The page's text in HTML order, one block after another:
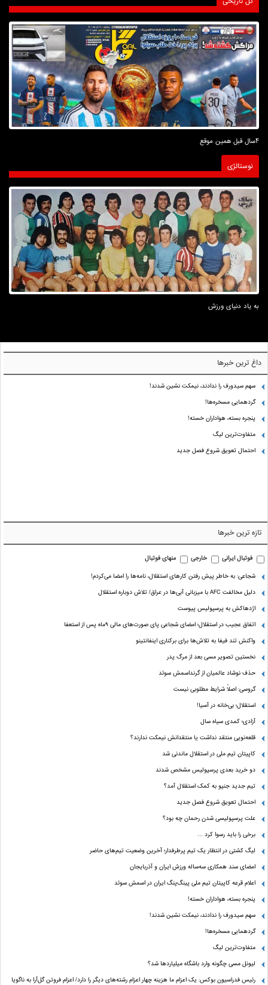
4سال قبل همین موقع
نوستالژی
به یاد دنیای ورزش
داغ ترین خبرها
سهم سیدورف را ندادند، نیمکت نشین شدند!
گردهمایی مسخره‌ها!
پنجره بسته، هواداران خسته!
متفاوت‌ترین لیگ
احتمال تعویق شروع فصل جدید
تازه ترین خبرها
فوتبال ایرانی خارجی
منهای فوتبال
شجاعی: به خاطر پیش رفتن کارهای استقلال، نامه‌ها را امضا می‌کردم!
دلیل مخالفت AFC با میزبانی آبی‌ها در عراق/ تلاش دوباره استقلال
اژدهاکش به پرسپولیس پیوست
اتفاق عجیب در استقلال؛ امضای شجاعی پای صورت‌های مالی ٩ماه پس از استعفا
واکنش تند فیفا به تلاش‌ها برای برکناری اینفانتینو
نخستین تصویر مسی بعد از مرگ پدر
حذف نوشاد عالمیان از گرنداسمش سوئد
گروسی: اصلاً شرایط مطلوبی نیست
استقلال؛ بی‌خانه در آسیا!
آزادی؛ کمدی سیاه سال
قلعه‌نویی منتقد نداشت یا منتقدانش نیمکت ندارند؟
کاپیتان تیم ملی در استقلال ماندنی شد
دو خرید بعدی پرسپولیس مشخص شدند
تیم جدید جنپو به کمک استقلال آمد؟
احتمال تعویق شروع فصل جدید
علت پرسپولیسی شدن رحمان چه بود؟
برخی را باید رسوا کرد …
لیگ کشتی در انتظار یک تیم پرطرفدار؛ آخرین وضعیت تیم‌های حاضر
امضای سند همکاری سه‌ساله ورزش ایران و آذربایجان
اعلام قرعه کاپیتان تیم ملی پینگ‌پنگ ایران در اسمش سوئد
پنجره بسته، هواداران خسته!
سهم سیدورف را ندادند، نیمکت نشین شدند!
گردهمایی مسخره‌ها!
متفاوت‌ترین لیگ
لیونل مسی چگونه وارد باشگاه میلیاردها شد؟
رئیس فدراسیون بوکس: یک اعزام ما هزینه چهار اعزام رشته‌های دیگر را دارد/ اعزام فروتن گل‌آرا به ناگویا